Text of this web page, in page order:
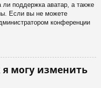
ли поддержка аватар, а также
Если вы не можете
конференции
я могу изменить